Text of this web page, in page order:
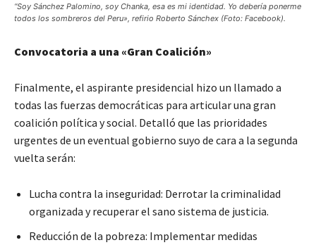
“Soy Sánchez Palomino, soy Chanka, esa es mi identidad. Yo debería ponerme
todos los sombreros del Peru», refirio Roberto Sánchex (Foto: Facebook).
Convocatoria a una «Gran Coalición»
Finalmente, el aspirante presidencial hizo un llamado a
todas las fuerzas democráticas para articular una gran
coalición política y social. Detalló que las prioridades
urgentes de un eventual gobierno suyo de cara a la segunda
vuelta serán:
Lucha contra la inseguridad: Derrotar la criminalidad
organizada y recuperar el sano sistema de justicia.
Reducción de la pobreza: Implementar medidas